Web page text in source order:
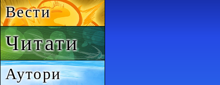
Вести
Читати
Аутори